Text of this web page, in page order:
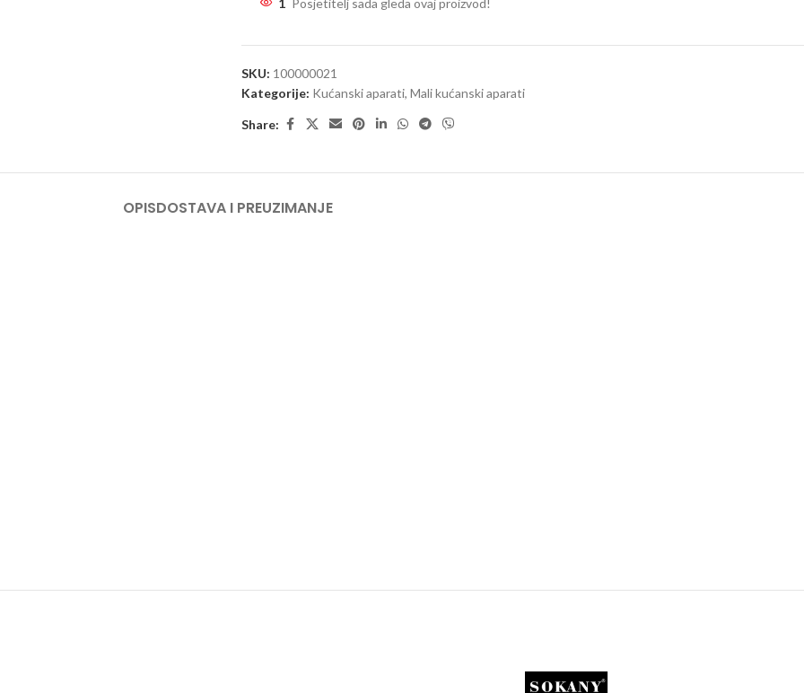
1 Posjetitelj sada gleda ovaj proizvod!
SKU: 100000021
Kategorije: Kućanski aparati, Mali kućanski aparati
Share:
OPISDOSTAVA I PREUZIMANJE